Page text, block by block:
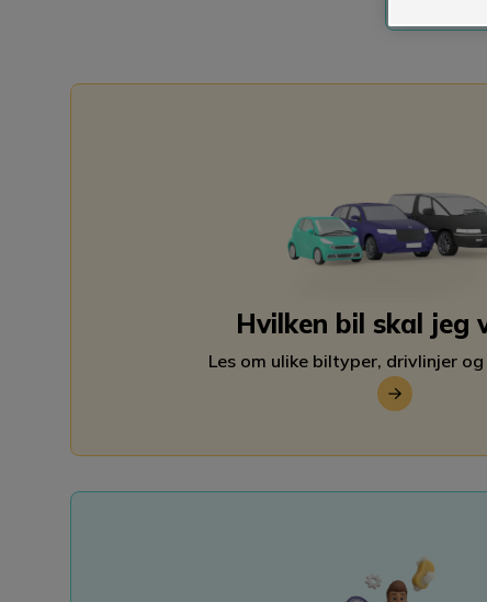
Hvilken bil skal jeg
Les om ulike biltyper, drivlinjer